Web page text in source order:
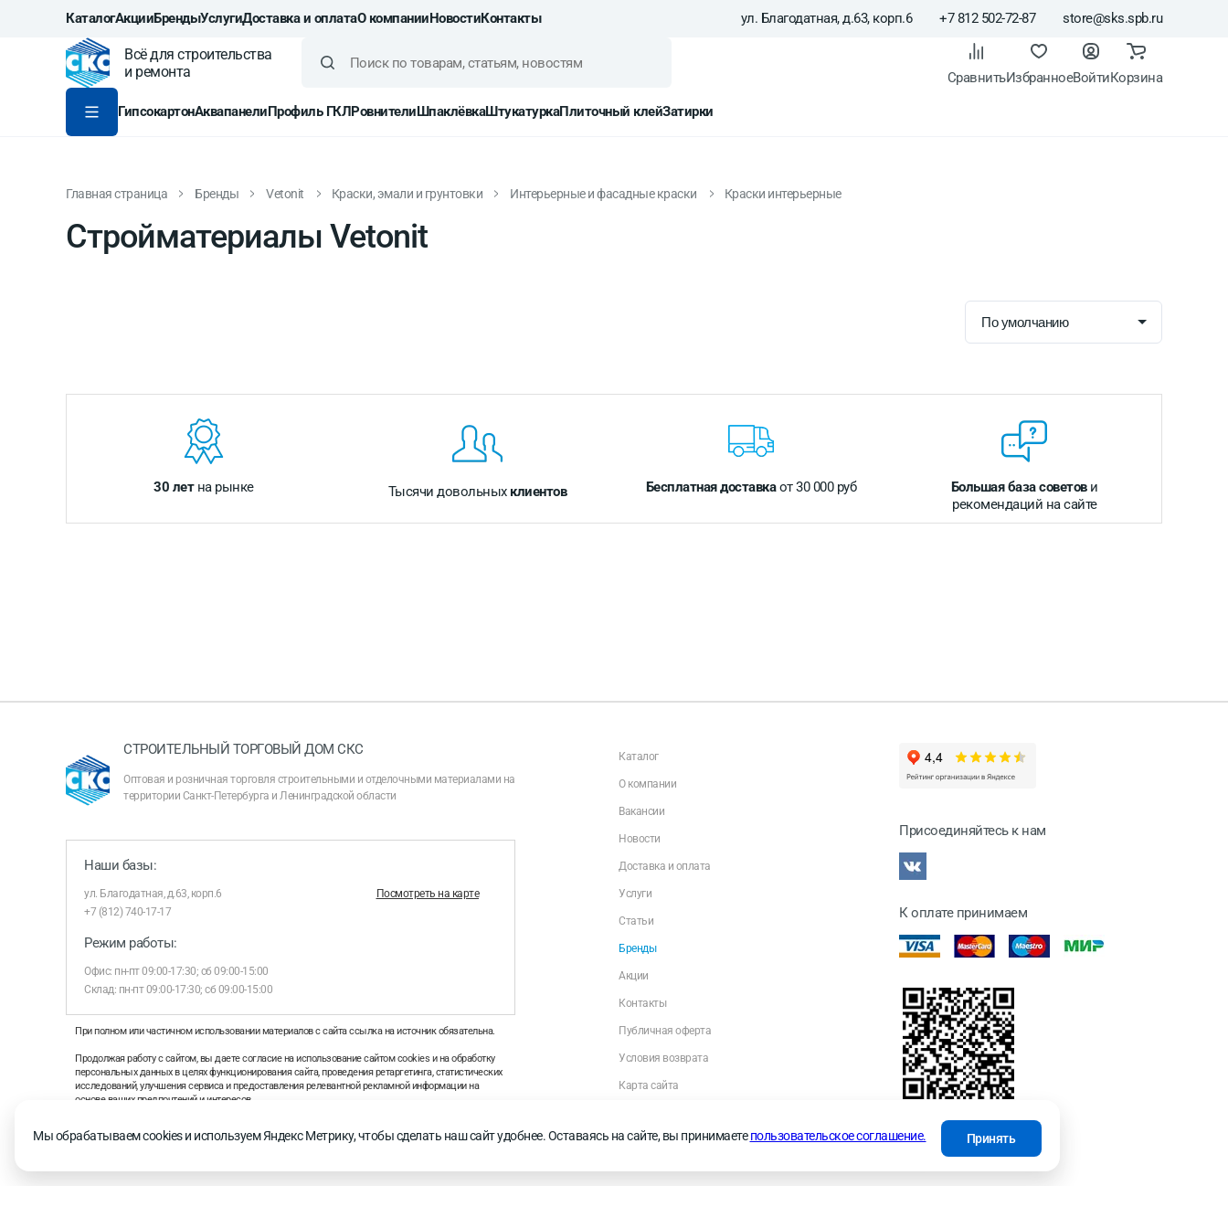
КаталогАкцииБрендыУслугиДоставка и оплатаО компанииНовостиКонтакты ул. Благодатная, д.63, корп.6 +7 812 502-72-87 store@sks.spb.ru
Всё для строительства
и ремонта
СравнитьИзбранноеВойтиКорзина
ГипсокартонАквапанелиПрофиль ГКЛРовнителиШпаклёвкаШтукатуркаПлиточный клейЗатирки
Главная страница Бренды Vetonit Краски, эмали и грунтовки Интерьерные и фасадные краски Краски интерьерные
Стройматериалы Vetonit
30 летна рынке Тысячи довольных клиентов Бесплатная доставкаот 30 000 руб Большая база советови
рекомендаций на сайте
СТРОИТЕЛЬНЫЙ ТОРГОВЫЙ ДОМ СКС
Оптовая и розничная торговля строительными и отделочными материалами на
территории Санкт-Петербурга и Ленинградской области
Наши базы:
ул. Благодатная, д.63, корп.6
Посмотреть на карте
+7 (812) 740-17-17
Режим работы:
Офис: пн-пт 09:00-17:30; сб 09:00-15:00
Склад: пн-пт 09:00-17:30; сб 09:00-15:00
При полном или частичном использовании материалов с сайта ссылка на источник обязательна.
Продолжая работу с сайтом, вы даете согласие на использование сайтом cookies и на обработку
персональных данных в целях функционирования сайта, проведения ретаргетинга, статистических
исследований, улучшения сервиса и предоставления релевантной рекламной информации на
основе ваших предпочтений и интересов.
рекомендательных технологий
Каталог
О компании
Вакансии
Новости
Доставка и оплата
Услуги
Статьи
Бренды
Акции
Контакты
Публичная оферта
Условия возврата
Карта сайта
Присоединяйтесь к нам
К оплате принимаем
Мы обрабатываем cookies и используем Яндекс Метрику, чтобы сделать наш сайт удобнее. Оставаясь на сайте, вы принимаетепользовательское соглашение. Принять